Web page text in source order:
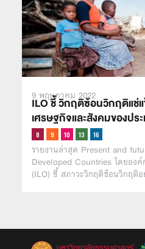
9 พฤษภาคม 2022
ILO ชี้ วิกฤติซ้อนวิกฤติแช่
เศรษฐกิจและสังคมของป
รายงานล่าสุด Present and
Developed Countries โดยองค์
(ILO) ชี้ สภาวะวิกฤติซ้อนวิกฤติ